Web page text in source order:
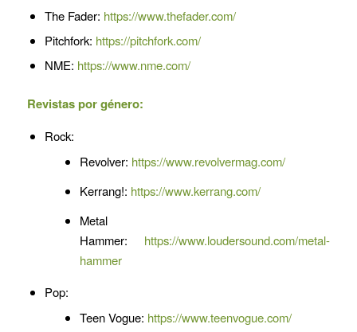
The Fader: https://www.thefader.com/
Pitchfork: https://pitchfork.com/
NME: https://www.nme.com/
Revistas por género:
Rock:
Revolver: https://www.revolvermag.com/
Kerrang!: https://www.kerrang.com/
Metal
Hammer: https://www.loudersound.com/metal-
hammer
Pop:
Teen Vogue: https://www.teenvogue.com/